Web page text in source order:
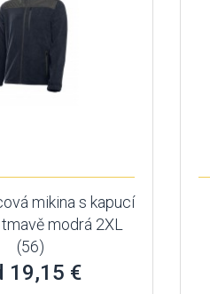
mikina s kapucí
modrá 2XL
(56)
19,15 €